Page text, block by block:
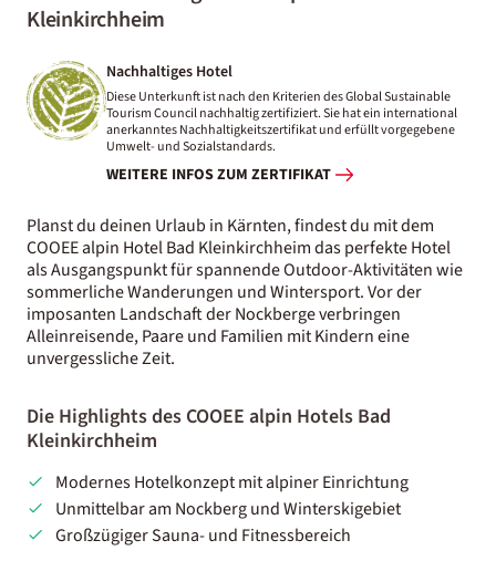
Kleinkirchheim
Nachhaltiges Hotel
Diese Unterkunft ist nach den Kriterien des Global Sustainable
Tourism Council nachhaltig zertifiziert. Sie hat ein international
anerkanntes Nachhaltigkeitszertifikat und erfüllt vorgegebene
Umwelt- und Sozialstandards.
WEITERE INFOS ZUM ZERTIFIKAT
Planst du deinen Urlaub in Kärnten, findest du mit dem
COOEE alpin Hotel Bad Kleinkirchheim das perfekte Hotel
als Ausgangspunkt für spannende Outdoor-Aktivitäten wie
sommerliche Wanderungen und Wintersport. Vor der
imposanten Landschaft der Nockberge verbringen
Alleinreisende, Paare und Familien mit Kindern eine
unvergessliche Zeit.
Die Highlights des COOEE alpin Hotels Bad
Kleinkirchheim
Modernes Hotelkonzept mit alpiner Einrichtung
Unmittelbar am Nockberg und Winterskigebiet
Großzügiger Sauna- und Fitnessbereich